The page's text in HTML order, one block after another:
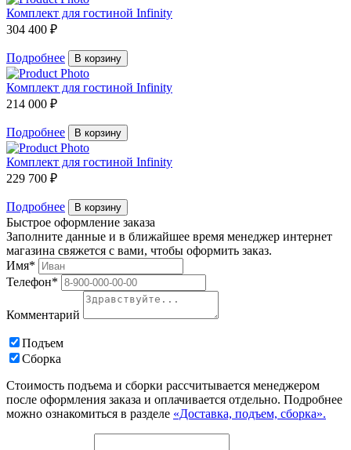
Комплект для гостиной Infinity
304 400 ₽
Подробнее В корзину
Комплект для гостиной Infinity
214 000 ₽
Подробнее В корзину
Комплект для гостиной Infinity
229 700 ₽
Подробнее В корзину
Быстрое оформление заказа
Заполните данные и в ближайшее время менеджер интернет
магазина свяжется с вами, чтобы оформить заказ.
Имя*
Телефон*
Комментарий
Подъем
Сборка
Стоимость подъема и сборки рассчитывается менеджером
после оформления заказа и оплачивается отдельно. Подробнее
можно ознакомиться в разделе «Доставка, подъем, сборка».